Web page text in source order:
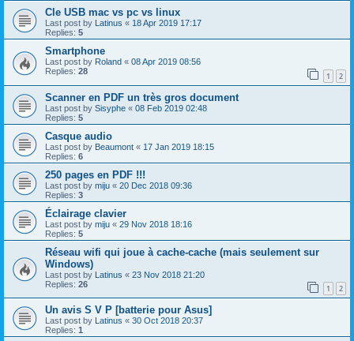
Cle USB mac vs pc vs linux
Last post by Latinus « 18 Apr 2019 17:17
Replies: 5
Smartphone
Last post by Roland « 08 Apr 2019 08:56
Replies: 28 1 2
Scanner en PDF un très gros document
Last post by Sisyphe « 08 Feb 2019 02:48
Replies: 5
Casque audio
Last post by Beaumont « 17 Jan 2019 18:15
Replies: 6
250 pages en PDF !!!
Last post by miju « 20 Dec 2018 09:36
Replies: 3
Éclairage clavier
Last post by miju « 29 Nov 2018 18:16
Replies: 5
Réseau wifi qui joue à cache-cache (mais seulement sur
Windows)
Last post by Latinus « 23 Nov 2018 21:20
Replies: 26 1 2
Un avis S V P [batterie pour Asus]
Last post by Latinus « 30 Oct 2018 20:37
Replies: 1